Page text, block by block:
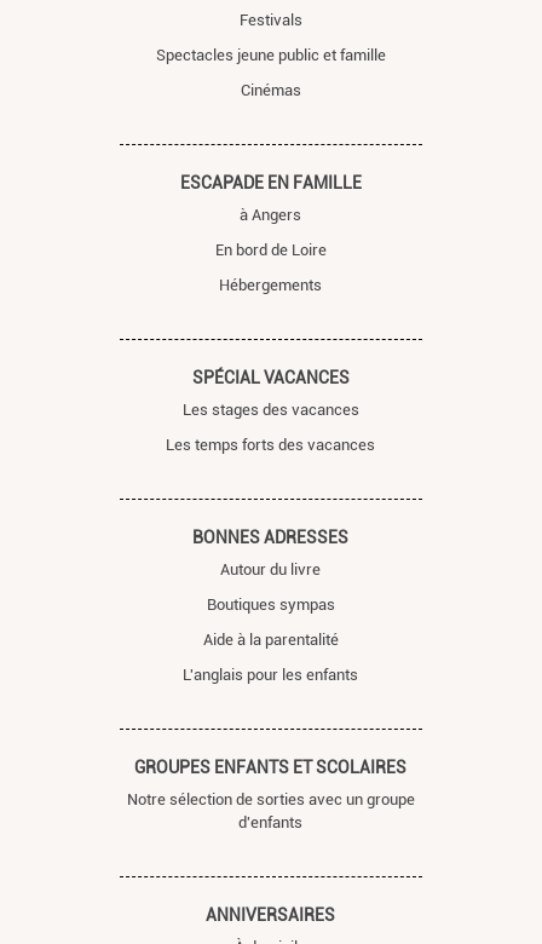
Festivals
Spectacles jeune public et famille
Cinémas
ESCAPADE EN FAMILLE
à Angers
En bord de Loire
Hébergements
SPÉCIAL VACANCES
Les stages des vacances
Les temps forts des vacances
BONNES ADRESSES
Autour du livre
Boutiques sympas
Aide à la parentalité
L'anglais pour les enfants
GROUPES ENFANTS ET SCOLAIRES
Notre sélection de sorties avec un groupe
d'enfants
ANNIVERSAIRES